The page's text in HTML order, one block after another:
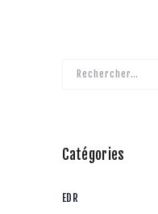
Rechercher :
Catégories
EDR